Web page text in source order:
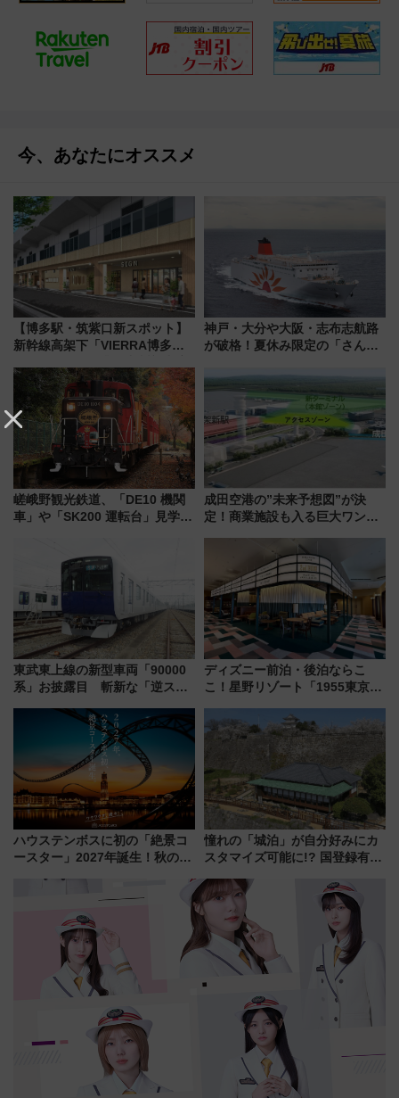
今、あなたにオススメ
【博多駅・筑紫口新スポット】
新幹線高架下「VIERRA博多テ
など注目の全6店舗 「博多活憩
通り」も一新
神戸・大分や大阪・志布志航路
が破格！夏休み限定の「さんふ
ート 夕朝食ビュッフェ付きで
快適な船旅はいかが？
嵯峨野観光鉄道、「DE10 機関
車」や「SK200 運転台」見学ツ
うかも 参加方法やスケジュール
をご紹介
成田空港の”未来予想図”が決
定！商業施設も入る巨大ワンタ
で新型特急が品川･羽田とを結
ぶ！ JR空港駅は2面3線化！
東武東上線の新型車両「90000
系」お披露目 斬新な「逆スラ
放的な車内空間に注目、デビュ
ディズニー前泊・後泊ならこ
こ！星野リゾート「1955東京ベ
つの理由 無料バス＆24時間サー
ビスで混雑回避
ハウステンボスに初の「絶景コ
ースター」2027年誕生！秋の
憧れの「城泊」が自分好みにカ
スタマイズ可能に!? 国登録有形
にオーダーメイド型の宿泊プラ
ンが誕生！